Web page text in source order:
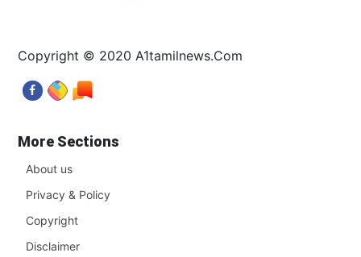
Copyright © 2020 A1tamilnews.Com
More Sections
About us
Privacy & Policy
Copyright
Disclaimer